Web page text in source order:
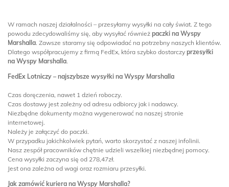
W ramach naszej działalności – przesyłamy wysyłki na cały świat. Z tego
powodu zdecydowaliśmy się, aby wysyłać również paczki na Wyspy
Marshalla. Zawsze staramy się odpowiadać na potrzebny naszych klientów.
Dlatego współpracujemy z firmą FedEx, która szybko dostarczy przesyłki
na Wyspy Marshalla.
FedEx Lotniczy – najszybsze wysyłki na Wyspy Marshalla
Czas doręczenia, nawet 1 dzień roboczy.
Czas dostawy jest zależny od adresu odbiorcy jak i nadawcy.
Niezbędne dokumenty można wygenerować na naszej stronie
internetowej.
Należy je załączyć do paczki.
W przypadku jakichkolwiek pytań, warto skorzystać z naszej infolinii.
Nasz zespół pracowników chętnie udzieli wszelkiej niezbędnej pomocy.
Cena wysyłki zaczyna się od 278,47zł.
Jest ona zależna od wagi oraz rozmiaru przesyłki.
Jak zamówić kuriera na Wyspy Marshalla?